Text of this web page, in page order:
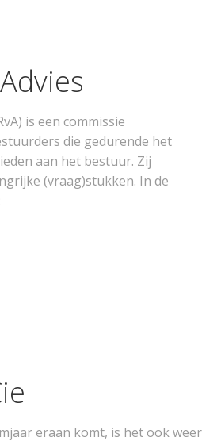
is een commissie
die gedurende het
aan het bestuur. Zij
(vraag)stukken. In de
eraan komt, is het ook weer